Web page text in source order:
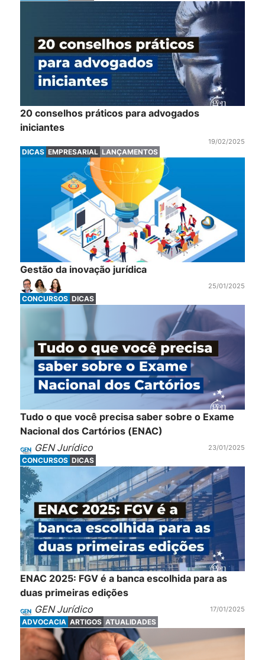
20 conselhos práticos para advogados
iniciantes
19/02/2025
DICAS EMPRESARIAL LANÇAMENTOS
Gestão da inovação jurídica
25/01/2025
CONCURSOS DICAS
Tudo o que você precisa saber sobre o Exame
Nacional dos Cartórios (ENAC)
GEN Jurídico
23/01/2025
CONCURSOS DICAS
ENAC 2025: FGV é a banca escolhida para as
duas primeiras edições
GEN Jurídico
17/01/2025
ADVOCACIA ARTIGOS ATUALIDADES